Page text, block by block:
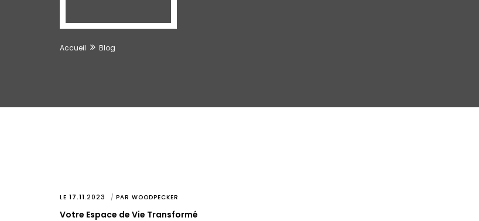
Accueil Blog
LE 17.11.2023 PAR WOODPECKER
Votre Espace de Vie Transformé